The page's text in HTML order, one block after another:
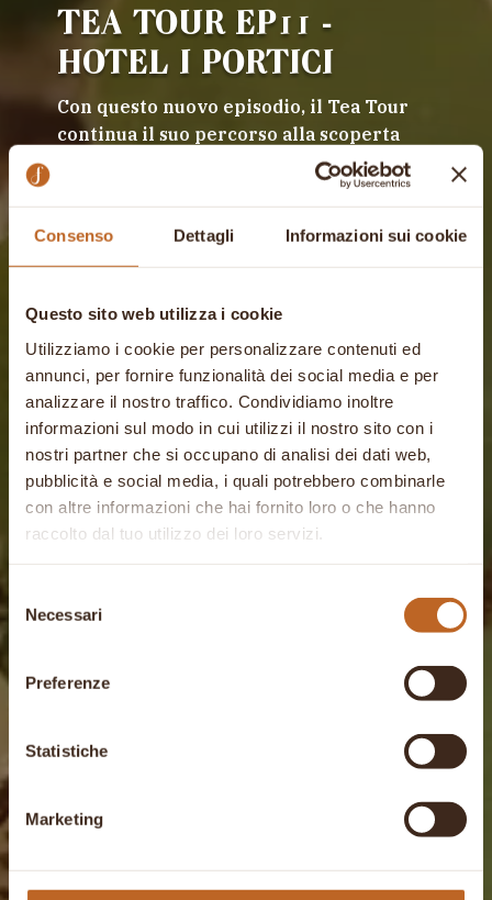
Consenso Dettagli Informazioni sui cookie
Questo sito web utilizza i cookie
Utilizziamo i cookie per personalizzare contenuti ed
annunci, per fornire funzionalità dei social media e per
analizzare il nostro traffico. Condividiamo inoltre
informazioni sul modo in cui utilizzi il nostro sito con i
nostri partner che si occupano di analisi dei dati web,
pubblicità e social media, i quali potrebbero combinarle
con altre informazioni che hai fornito loro o che hanno
raccolto dal tuo utilizzo dei loro servizi.
delNecessari
Preferenze
Statistiche
Marketing
TEA TOUR EP11 -
HOTEL I PORTICI
Con questo nuovo episodio, il Tea Tour
continua il suo percorso alla scoperta
del tè come protagonista del gusto